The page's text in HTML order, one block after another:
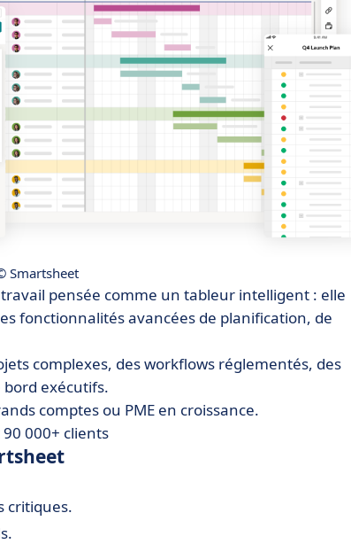
Smartsheet
pensée comme un tableur intelligent : elle
fonctionnalités avancées de planification, de
complexes, des workflows réglementés, des
exécutifs.
comptes ou PME en croissance.
90 000+ clients
critiques.